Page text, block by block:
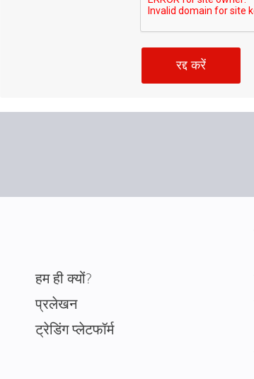
रद्द करें
हम ही क्यों?
प्रलेखन
ट्रेडिंग प्लेटफॉर्म